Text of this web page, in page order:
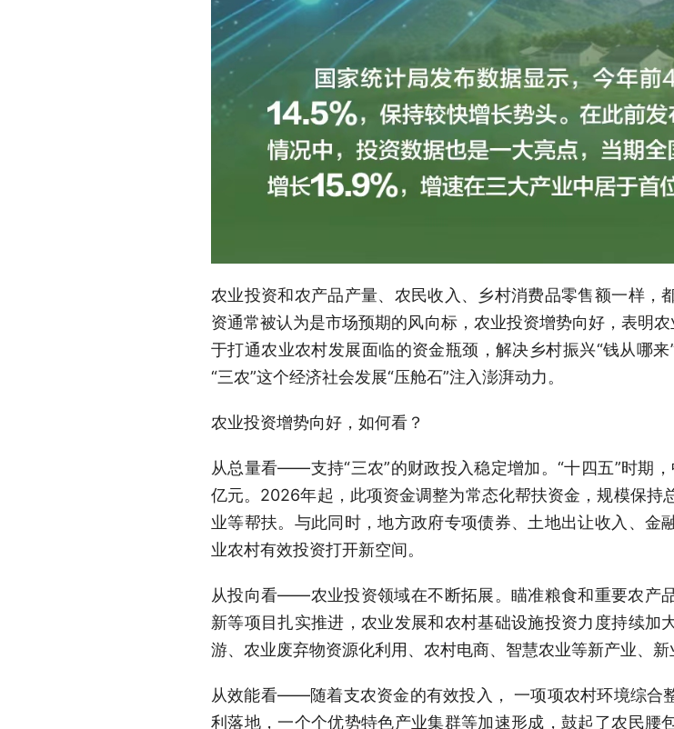
农业投资和农产品产量、农民收入、乡村消费品零售额一样，
资通常被认为是市场预期的风向标，农业投资增势向好，表明
于打通农业农村发展面临的资金瓶颈，解决乡村振兴“钱从哪
“三农”这个经济社会发展“压舱石”注入澎湃动力。
农业投资增势向好，如何看？
从总量看——支持“三农”的财政投入稳定增加。“十四五”时期
亿元。2026年起，此项资金调整为常态化帮扶资金，规模保持
业等帮扶。与此同时，地方政府专项债券、土地出让收入、金
业农村有效投资打开新空间。
从投向看——农业投资领域在不断拓展。瞄准粮食和重要农产
新等项目扎实推进，农业发展和农村基础设施投资力度持续加
游、农业废弃物资源化利用、农村电商、智慧农业等新产业、新
从效能看——随着支农资金的有效投入， 一项项农村环境综合
利落地，一个个优势特色产业集群等加速形成，鼓起了农民腰